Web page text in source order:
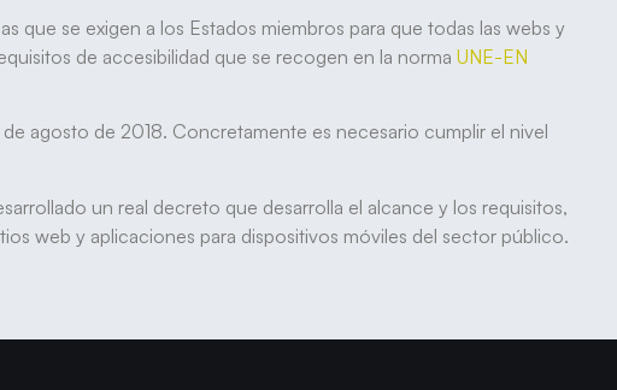
que se exigen a los Estados miembros para que todas las webs y
de accesibilidad que se recogen en la norma UNE-EN
agosto de 2018. Concretamente es necesario cumplir el nivel
un real decreto que desarrolla el alcance y los requisitos,
web y aplicaciones para dispositivos móviles del sector público.